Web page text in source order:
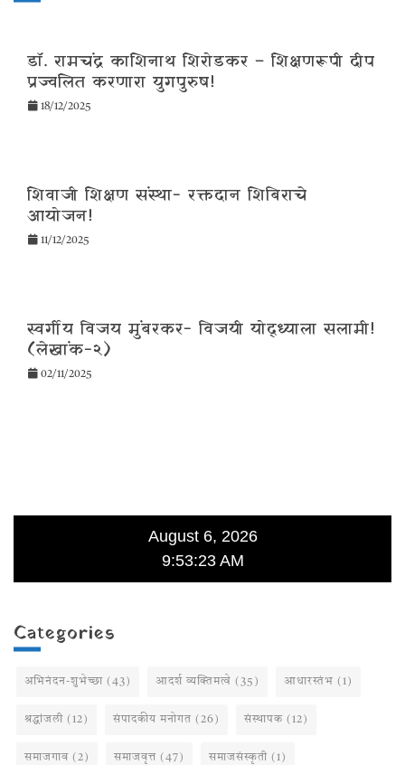
डॉ. रामचंद्र काशिनाथ शिरोडकर – शिक्षणरूपी दीप
प्रज्वलित करणारा युगपुरुष!
18/12/2025
शिवाजी शिक्षण संस्था- रक्तदान शिबिराचे
आयोजन!
11/12/2025
स्वर्गीय विजय मुंबरकर- विजयी योद्ध्याला सलामी!
(लेखांक-२)
02/11/2025
August 6, 2026
9:53:23 AM
Categories
अभिनंदन-शुभेच्छा (43) आदर्श व्यक्तिमत्वे (35) आधारस्तंभ (1)
श्रद्धांजली (12) संपादकीय मनोगत (26) संस्थापक (12)
समाजगाव (2) समाजवृत्त (47) समाजसंस्कृती (1)